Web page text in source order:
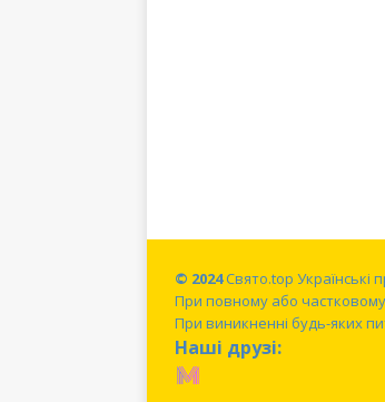
© 2024Свято.top Українські
При повному або частковому
При виникненні будь-яких
Наші друзі: